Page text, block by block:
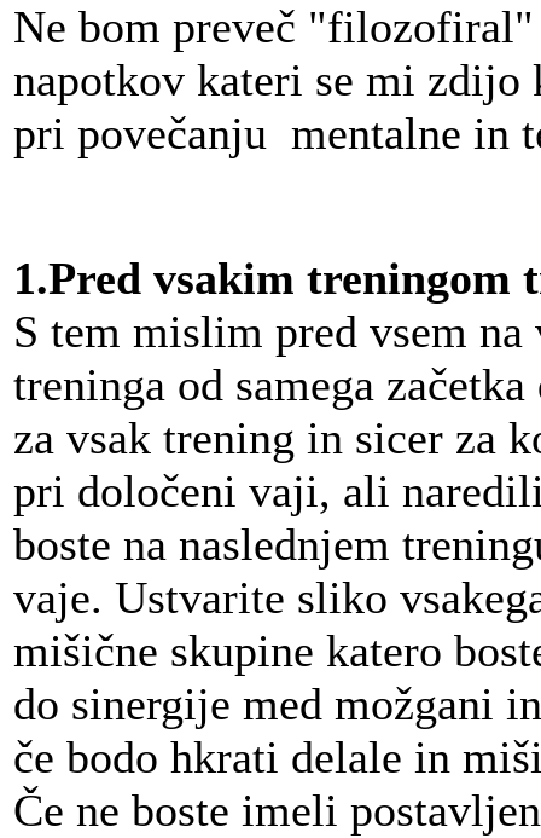
Ne bom preveč
napotkov kateri se mi
pri povečanju mentalne in
1.Pred vsakim treningom
S tem mislim pred vsem
treninga od samega
za vsak trening in sicer za
pri določeni vaji, ali
boste na naslednjem
vaje. Ustvarite sliko
mišične skupine katero
do sinergije med možgani
če bodo hkrati delale in
Če ne boste imeli